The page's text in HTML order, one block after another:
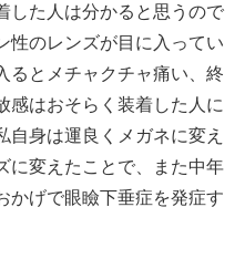
した人は分かると思うので
性のレンズが目に入ってい
るとメチャクチャ痛い、終
感はおそらく装着した人に
自身は運良くメガネに変え
に変えたことで、また中年
かげで眼瞼下垂症を発症す